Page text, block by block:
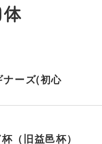
ーズ(初心
（旧益邑杯）